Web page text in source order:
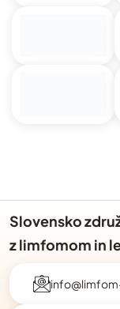
Slovensko
z limfomom in